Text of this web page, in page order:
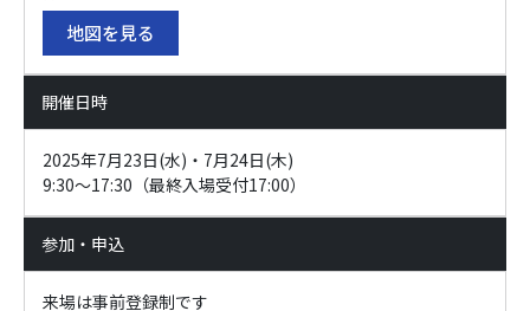
地図を見る
開催日時
2025年7月23日(水)・7月24日(木)
9:30～17:30（最終入場受付17:00）
参加・申込
来場は事前登録制です